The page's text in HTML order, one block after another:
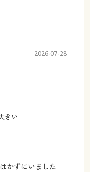
2026-07-28
きい
かずにいました